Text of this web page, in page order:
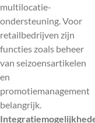
multilocatie-
ondersteuning. Voor
retailbedrijven zijn
functies zoals beheer
van seizoensartikelen
en
promotiemanagement
belangrijk.